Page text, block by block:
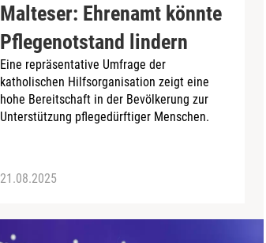
Malteser: Ehrenamt könnte
Pflegenotstand lindern
Eine repräsentative Umfrage der
katholischen Hilfsorganisation zeigt eine
hohe Bereitschaft in der Bevölkerung zur
Unterstützung pflegedürftiger Menschen.
21.08.2025